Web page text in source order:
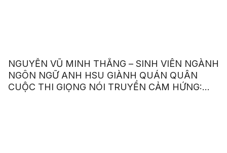
NGUYỄN VŨ MINH THẮNG – SINH VIÊN NGÀNH
NGÔN NGỮ ANH HSU GIÀNH QUÁN QUÂN
CUỘC THI GIỌNG NÓI TRUYỀN CẢM HỨNG: